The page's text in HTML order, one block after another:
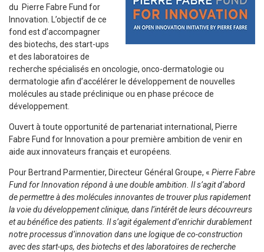
du Pierre Fabre Fund for
Innovation. L’objectif de ce
fond est d’accompagner
des biotechs, des start-ups
et des laboratoires de
recherche spécialisés en oncologie, onco-dermatologie ou
dermatologie afin d’accélérer le développement de nouvelles
molécules au stade préclinique ou en phase précoce de
développement.
Ouvert à toute opportunité de partenariat international, Pierre
Fabre Fund for Innovation a pour première ambition de venir en
aide aux innovateurs français et européens
Pour Bertrand Parmentier, Directeur Général Groupe, « Pierre Fabre
Fund for Innovation répond à une double ambition. Il s’agit d’abord
de permettre à des molécules innovantes de trouver plus rapidement
la voie du développement clinique, dans l’intérêt de leurs découvreurs
et au bénéfice des patients. Il s’agit également d’enrichir durablement
notre processus d’innovation dans une logique de co-construction
avec des start-ups, des biotechs et des laboratoires de recherche